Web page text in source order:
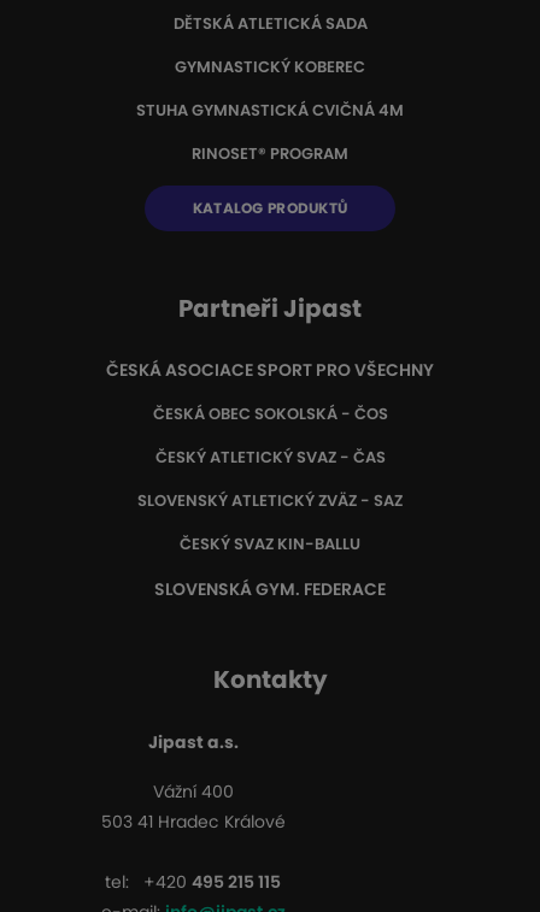
DĚTSKÁ ATLETICKÁ SADA
GYMNASTICKÝ KOBEREC
STUHA GYMNASTICKÁ CVIČNÁ 4M
RINOSET® PROGRAM
KATALOG PRODUKTŮ
Partneři Jipast
ČESKÁ ASOCIACE SPORT PRO VŠECHNY
ČESKÁ OBEC SOKOLSKÁ - ČOS
ČESKÝ ATLETICKÝ SVAZ - ČAS
SLOVENSKÝ ATLETICKÝ ZVÄZ - SAZ
ČESKÝ SVAZ KIN-BALLU
SLOVENSKÁ GYM. FEDERACE
Kontakty
Jipast a.s.
Vážní 400
503 41 Hradec Králové
tel: +420 495 215 115